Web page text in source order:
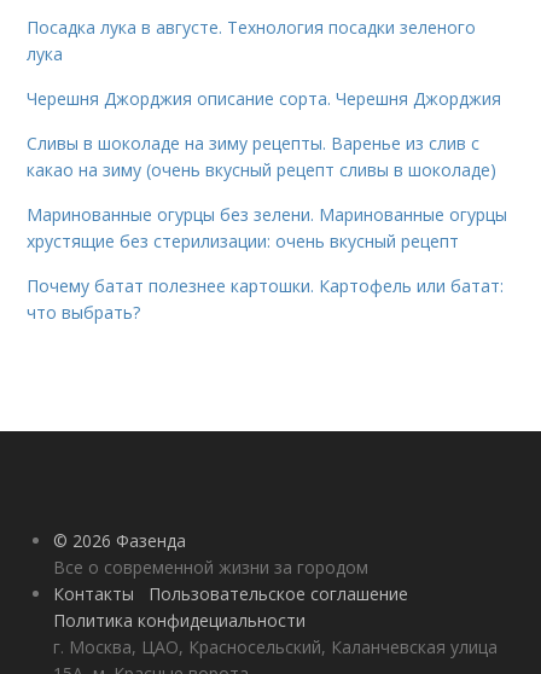
Посадка лука в августе. Технология посадки зеленого
лука
Черешня Джорджия описание сорта. Черешня Джорджия
Сливы в шоколаде на зиму рецепты. Варенье из слив с
какао на зиму (очень вкусный рецепт сливы в шоколаде)
Маринованные огурцы без зелени. Маринованные огурцы
хрустящие без стерилизации: очень вкусный рецепт
Почему батат полезнее картошки. Картофель или батат:
что выбрать?
© 2026 Фазенда
Все о современной жизни за городом
Контакты
Пользовательское соглашение
Политика конфидециальности
г. Москва, ЦАО, Красносельский, Каланчевская улица